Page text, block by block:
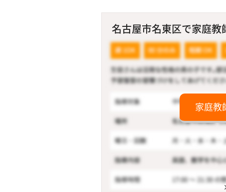
名古屋市名東区で家庭教
家庭教